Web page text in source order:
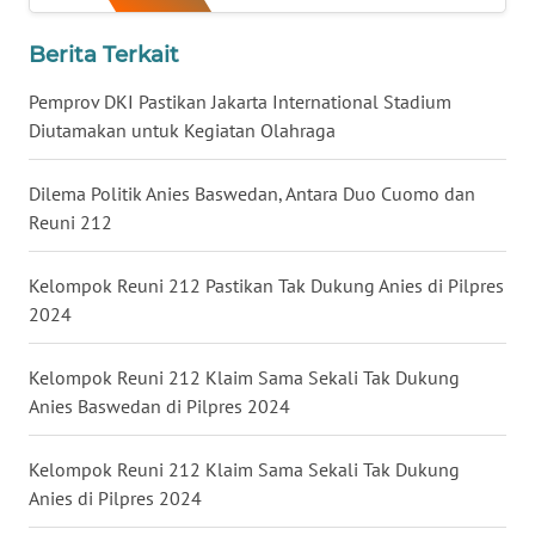
Berita Terkait
Pemprov DKI Pastikan Jakarta International Stadium
Diutamakan untuk Kegiatan Olahraga
Dilema Politik Anies Baswedan, Antara Duo Cuomo dan
Reuni 212
Kelompok Reuni 212 Pastikan Tak Dukung Anies di Pilpres
2024
Kelompok Reuni 212 Klaim Sama Sekali Tak Dukung
Anies Baswedan di Pilpres 2024
Kelompok Reuni 212 Klaim Sama Sekali Tak Dukung
Anies di Pilpres 2024
BABEL
WN
WN
SUMSEL
WN
BENGKULU
WN
LAMPUNG
WN
JATENG